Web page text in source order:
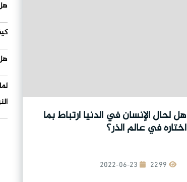
هل لحال الإنسان في الدنيا ارتباط بما
اختاره في عالم الذر؟
2022-06-23